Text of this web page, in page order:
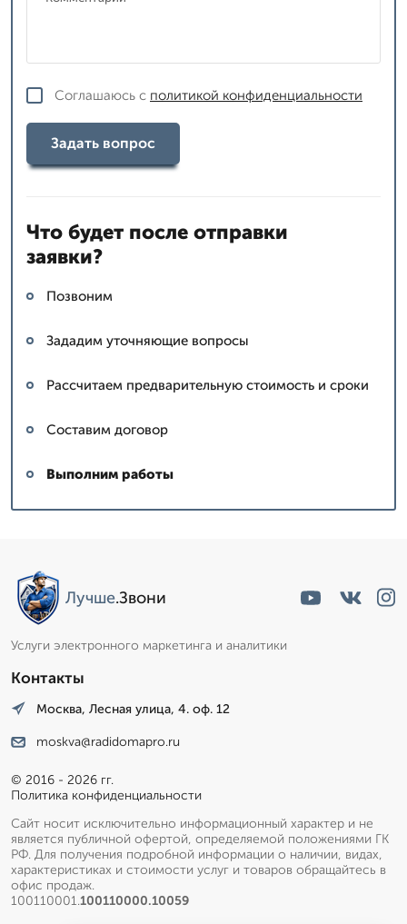
Соглашаюсь с политикой конфиденциальности
Задать вопрос
Что будет после отправки
заявки?
Позвоним
Зададим уточняющие вопросы
Рассчитаем предварительную стоимость и сроки
Составим договор
Выполним работы
Лучше.Звони
Услуги электронного маркетинга и аналитики
Контакты
Москва, Лесная улица, 4. оф. 12
moskva@radidomapro.ru
© 2016 - 2026 гг.
Политика конфиденциальности
Сайт носит исключительно информационный характер и не
является публичной офертой, определяемой положениями ГК
РФ. Для получения подробной информации о наличии, видах,
характеристиках и стоимости услуг и товаров обращайтесь в
офис продаж.
100110001.100110000.10059